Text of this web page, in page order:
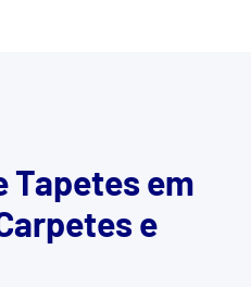
Tapetes em
e